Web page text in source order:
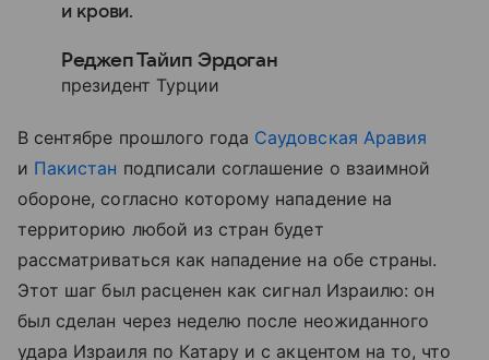
и крови.
Реджеп Тайип Эрдоган
президент Турции
В сентябре прошлого года Саудовская Аравия
и Пакистан подписали соглашение о взаимной
обороне, согласно которому нападение на
территорию любой из стран будет
рассматриваться как нападение на обестраны.
Этот шаг был расценен как сигнал Израилю: он
был сделан через неделю после неожиданного
удара Израиля по Катару и с акцентом на то, что